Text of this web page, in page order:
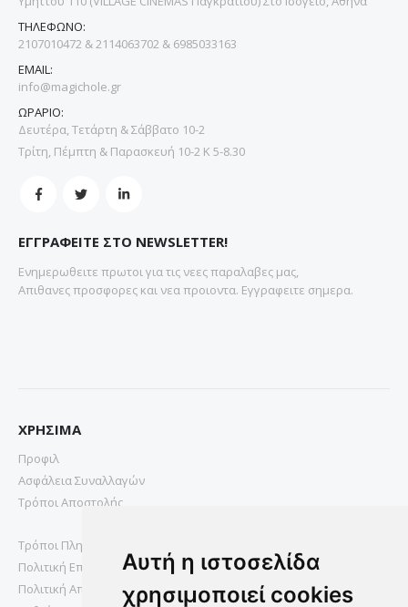
Αυτή η ιστοσελίδα
χρησιμοποιεί cookies
ΤΗΛΕΦΩΝΟ:
2107010472 & 2114063702 & 6985033163
EMAIL:
info@magichole.gr
ΩΡΑΡΙΟ:
Δευτέρα, Τετάρτη & Σάββατο 10-2
Τρίτη, Πέμπτη & Παρασκευή 10-2 Κ 5-8.30
ΕΓΓΡΑΦΕΙΤΕ ΣΤΟ NEWSLETTER!
Ενημερωθειτε πρωτοι για τις νεες παραλαβες μας,
Απιθανες προσφορες και νεα προιοντα. Εγγραφειτε σημερα.
ΧΡΗΣΙΜΑ
Προφιλ
Ασφάλεια Συναλλαγών
Τρόποι Αποστολής
Τρόποι Πληρωμής
Πολιτική Επιστροφών
Πολιτική Απορρήτου